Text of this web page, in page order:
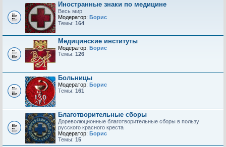
Иностранные знаки по медицине
Весь мир
Модератор: Борис
Темы: 164
Медицинские институты
Модератор: Борис
Темы: 126
Больницы
Модератор: Борис
Темы: 161
Благотворительные сборы
Дореволюционные благотворительные сборы в пользу
русского красного креста
Модератор: Борис
Темы: 15